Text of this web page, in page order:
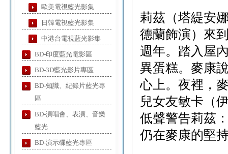
歐美電視藍光影集
日韓電視藍光影集
中港台電視藍光影集
BD-印度藍光電影區
BD-3D藍光影片專區
BD-知識、紀錄片藍光專
區
BD-演唱會、表演、音樂
藍光
BD-演示碟藍光專區
莉茲（塔緹安
德蘭飾演）來
週年。踏入屋
異蛋糕。麥康
心上。夜裡，
兒女友敏卡（
低聲警告莉茲
仍在麥康的堅